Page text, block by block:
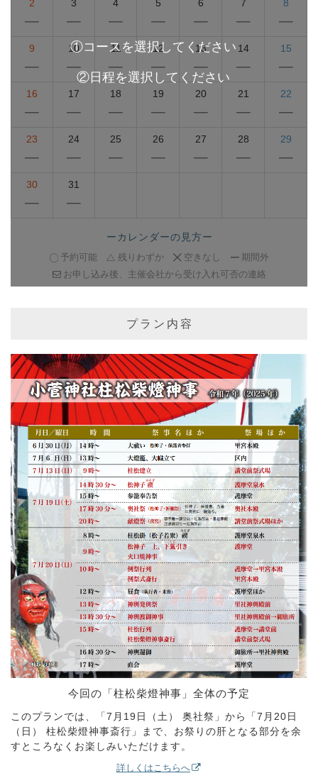
2 3 4 5 6 7 8
9 10 11 12 13 14 15
16 17 18 19 20 21 22
23 24 25 26 27 28 29
30 31
ーカレンダーの見方ー
予約可能 残りわずか 空きなし
期間外
お申し込み後、主催会社から受け入れ可否の連絡
プラン内容
今回の「柱松柴燈神事」全体の予定
このプランでは、「7月19日（土） 奥社祭」から「7月20日
（日） 柱松柴燈神事斎行」まで、お祭りの肝となる部分を余
すところなくお楽しみいただけます。
詳しくはこちらへ